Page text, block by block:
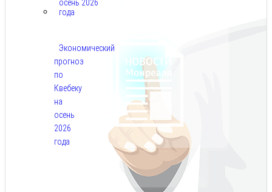
Экономический
прогноз
по
Квебеку
на
осень
2026
года